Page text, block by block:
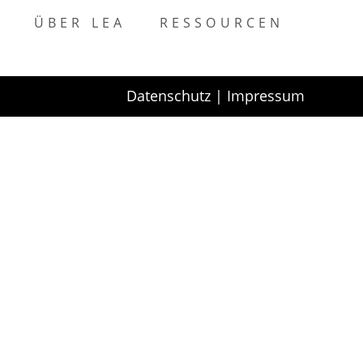
ÜBER LEA RESSOURCEN
Datenschutz Impressum